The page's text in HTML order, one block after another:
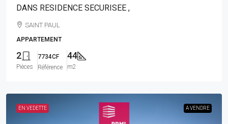
DANS RESIDENCE SECURISEE ,
SAINT PAUL
APPARTEMENT
2
Pièces
7734CF
Référence
44
m2
EN VEDETTE A VENDRE